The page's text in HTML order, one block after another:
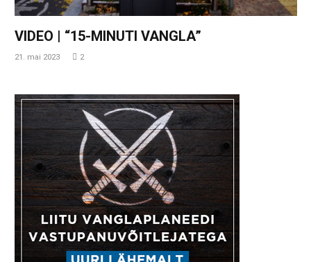
VIDEO | “15-MINUTI VANGLA”
21. mai 2023 2